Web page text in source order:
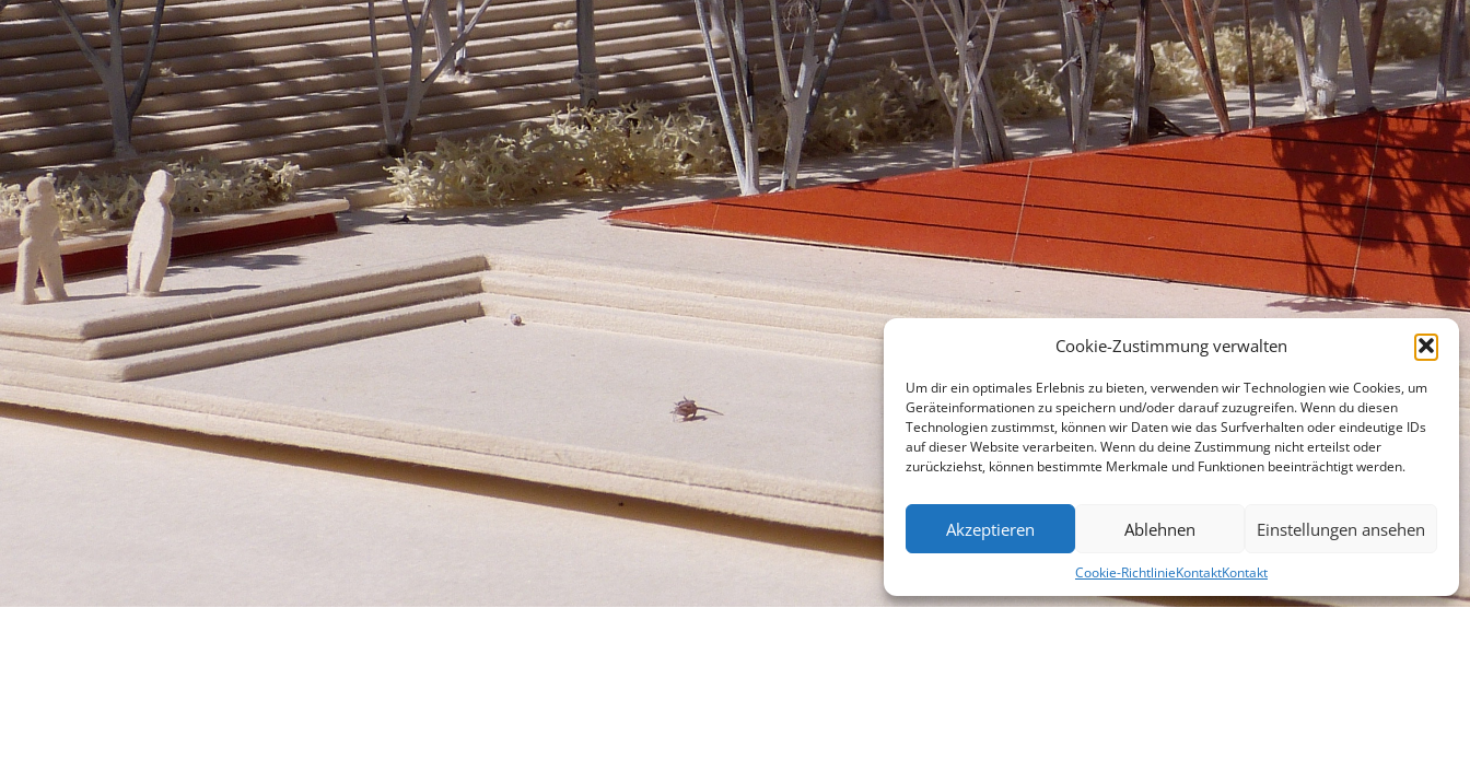
Cookie-Zustimmung verwalten
Um dir ein optimales Erlebnis zu bieten, verwenden wir Technologien wie Cookies, um
Geräteinformationen zu speichern und/oder darauf zuzugreifen. Wenn du diesen
Technologien zustimmst, können wir Daten wie das Surfverhalten oder eindeutige IDs
auf dieser Website verarbeiten. Wenn du deine Zustimmung nicht erteilst oder
zurückziehst, können bestimmte Merkmale und Funktionen beeinträchtigt werden.
Akzeptieren Ablehnen Einstellungen ansehen
Cookie-RichtlinieKontaktKontakt